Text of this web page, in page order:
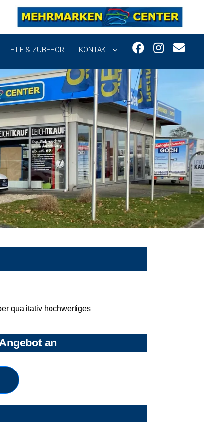
TEILE & ZUBEHÖR KONTAKT
qualitativ hochwertiges
an